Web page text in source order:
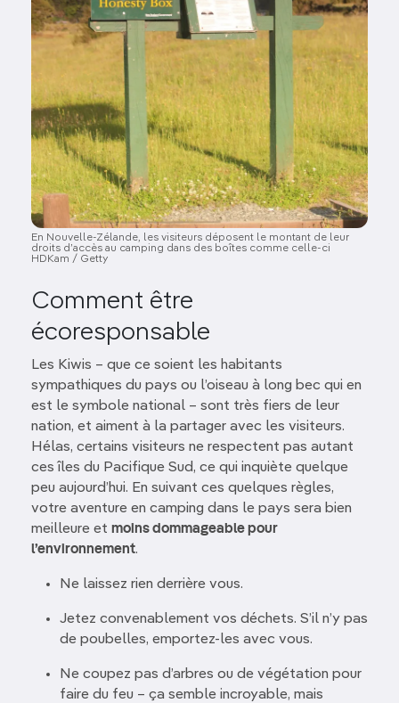
En Nouvelle-Zélande, les visiteurs déposent le montant de leur
droits d’accès au camping dans des boîtes comme celle-ci
HDKam / Getty
Comment être
écoresponsable
Les Kiwis – que ce soient les habitants
sympathiques du pays ou l’oiseau à long bec qui en
est le symbole national – sont très fiers de leur
nation, et aiment à la partager avec les visiteurs.
Hélas, certains visiteurs ne respectent pas autant
ces îles du Pacifique Sud, ce qui inquiète quelque
peu aujourd’hui. En suivant ces quelques règles,
votre aventure en camping dans le pays sera bien
meilleure et moins dommageable pour
l’environnement.
Ne laissez rien derrière vous.
Jetez convenablement vos déchets. S’il n’y pas
de poubelles, emportez-les avec vous.
Ne coupez pas d’arbres ou de végétation pour
faire du feu – ça semble incroyable, mais